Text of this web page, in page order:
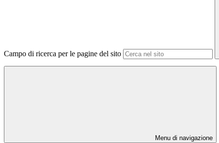
Campo di ricerca per le pagine del sito
Menu di navigazione